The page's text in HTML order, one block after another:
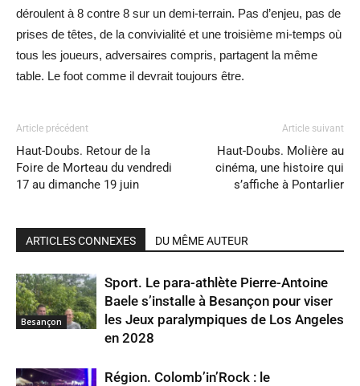
déroulent à 8 contre 8 sur un demi-terrain. Pas d’enjeu, pas de
prises de têtes, de la convivialité et une troisième mi-temps où
tous les joueurs, adversaires compris, partagent la même
table. Le foot comme il devrait toujours être.
Article précédent
Haut-Doubs. Retour de la
Foire de Morteau du vendredi
17 au dimanche 19 juin
Article suivant
Haut-Doubs. Molière au
cinéma, une histoire qui
s’affiche à Pontarlier
ARTICLES CONNEXES DU MÊME AUTEUR
Besançon
Sport. Le para-athlète Pierre-Antoine
Baele s’installe à Besançon pour viser
les Jeux paralympiques de Los Angeles
en 2028
Région. Colomb’in’Rock : le